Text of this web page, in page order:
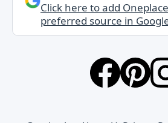
Click here to add
preferred source in